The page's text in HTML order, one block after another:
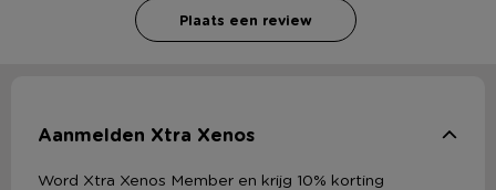
Plaats een review
Aanmelden Xtra Xenos
Word Xtra Xenos Member en krijg 10% korting